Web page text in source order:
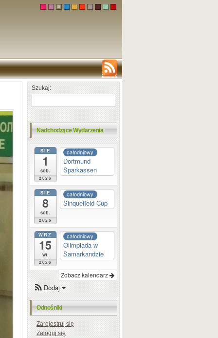
Szukaj:
Nadchodzące Wydarzenia
SIE
1
sob.
2026
całodniowy
Dortmund
Sparkassen
SIE
8
sob.
2026
całodniowy
Sinquefield Cup
WRZ
15
wt.
2026
całodniowy
Olimpiada w
Samarkandzie
Zobacz kalendarz
Dodaj
Odnośniki
Zarejestruj się
Zaloguj się